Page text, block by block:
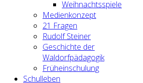
Weihnachtsspiele
Medienkonzept
21 Fragen
Rudolf Steiner
Geschichte der
Waldorfpädagogik
Früheinschulung
Schulleben